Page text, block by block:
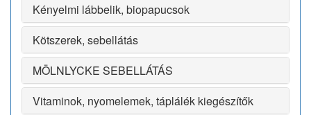
Kényelmi lábbelik, biopapucsok
Kötszerek, sebellátás
MÖLNLYCKE SEBELLÁTÁS
Vitaminok, nyomelemek, táplálék kiegészítők